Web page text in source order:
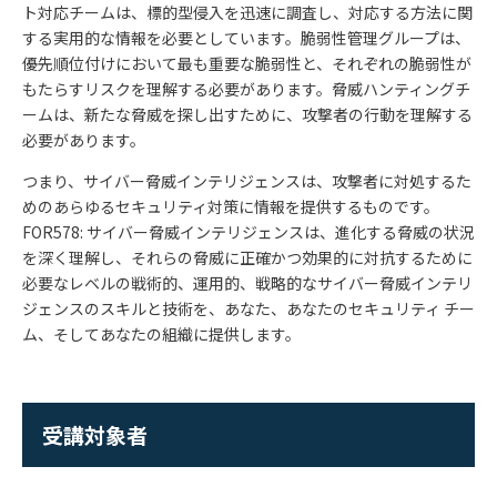
ト対応チームは、標的型侵入を迅速に調査し、対応する方法に関
する実用的な情報を必要としています。脆弱性管理グループは、
優先順位付けにおいて最も重要な脆弱性と、それぞれの脆弱性が
もたらすリスクを理解する必要があります。脅威ハンティングチ
ームは、新たな脅威を探し出すために、攻撃者の行動を理解する
必要があります。
つまり、サイバー脅威インテリジェンスは、攻撃者に対処するた
めのあらゆるセキュリティ対策に情報を提供するものです。
FOR578: サイバー脅威インテリジェンスは、進化する脅威の状況
を深く理解し、それらの脅威に正確かつ効果的に対抗するために
必要なレベルの戦術的、運用的、戦略的なサイバー脅威インテリ
ジェンスのスキルと技術を、あなた、あなたのセキュリティ チー
ム、そしてあなたの組織に提供します。
受講対象者